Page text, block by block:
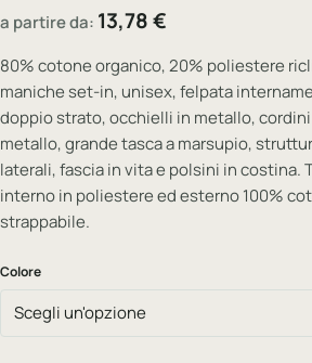
a partire da: 13,78€
80% cotone organico, 20% poliestere
maniche set-in, unisex, felpata
doppio strato, occhielli in metallo,
metallo, grande tasca a marsupio,
laterali, fascia in vita e polsini in costina.
interno in poliestere ed esterno 100%
strappabile.
Colore